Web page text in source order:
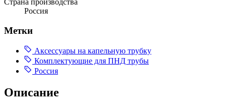
Россия
Метки
Аксессуары на капельную трубку
Комплектующие для ПНД трубы
Россия
Описание